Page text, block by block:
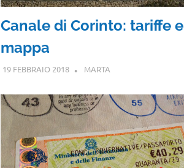
Canale di Corinto: tariffe e
mappa
19 FEBBRAIO 2018 MARTA